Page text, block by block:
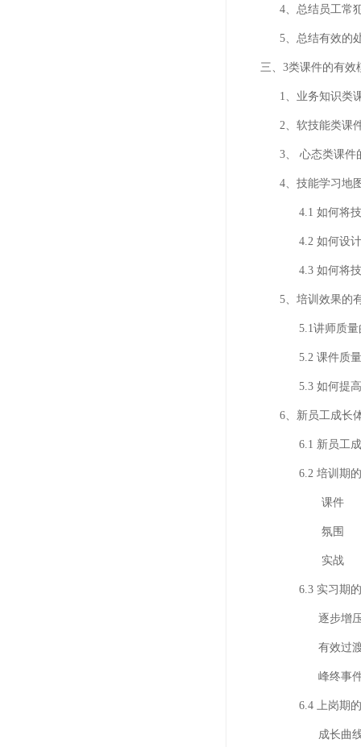
4、总结员工常犯
5、总结有效的处
三、3类课件的有效
1、业务知识类课
2、软技能类课件
3、 心态类课件的
4、技能学习地图
4.1 如何将技能要
4.2 如何设计学
4.3 如何将技能要
5、培训效果的有
5.1讲师质量的
5.2 课件质量的
5.3 如何提高讲
6、新员工成长体
6.1 新员工成长
6.2 培训期的细
课件
氛围
实战
6.3 实习期的细
逐步增
有效过
峰终事件
6.4 上岗期的细
成长曲线